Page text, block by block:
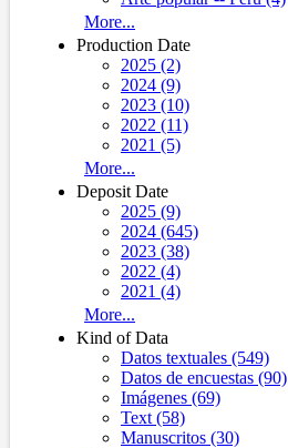
More...
Production Date
2025 (2)
2024 (9)
2023 (10)
2022 (11)
2021 (5)
More...
Deposit Date
2025 (9)
2024 (645)
2023 (38)
2022 (4)
2021 (4)
More...
Kind of Data
Datos textuales (549)
Datos de encuestas (90)
Imágenes (69)
Text (58)
Manuscritos (30)